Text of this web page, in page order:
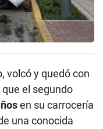
volcó y quedó con
el segundo
en su carrocería
una conocida